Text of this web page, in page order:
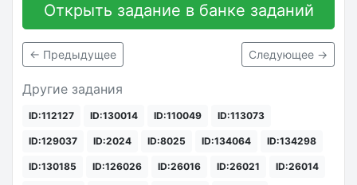
Открыть задание в банке заданий
← Предыдущее Следующее →
Другие задания
ID:112127 ID:130014 ID:110049 ID:113073
ID:129037 ID:2024 ID:8025 ID:134064 ID:134298
ID:130185 ID:126026 ID:26016 ID:26021 ID:26014